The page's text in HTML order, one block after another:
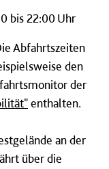
bis 22:00 Uhr
Abfahrtszeiten
den
der
enthalten.
an der
über die